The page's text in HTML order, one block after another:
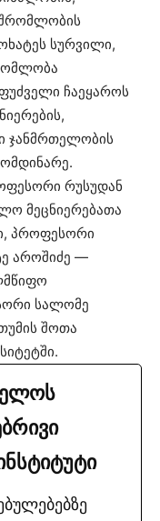
სურვილი,
ჩაეყაროს
ჯანმრთელობის
რუსუდან
მეცნიერებათა
პროფესორი
აროშიძე —
სალომე
შოთა